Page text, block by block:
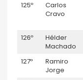
125º
Carlos
Cravo
126º
Hélder
Machado
127º
Ramiro
Jorge